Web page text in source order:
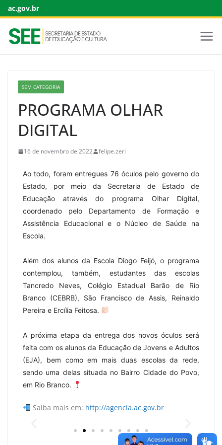
ac.gov.br
SEM CATEGORIA
PROGRAMA OLHAR
DIGITAL
16 de novembro de 2022 felipe.zeri
Ao todo, foram entregues 76 óculos pelo governo do
Estado, por meio da Secretaria de Estado de
Educação através do programa Olhar Digital,
coordenado pelo Departamento de Formação e
Assistência Educacional e o Núcleo de Saúde na
Escola.
Além dos alunos da Escola Diogo Feijó, o programa
contemplou, também, estudantes das escolas
Tancredo Neves, Colégio Estadual Barão de Rio
Branco (CEBRB), São Francisco de Assis, Reinaldo
Pereira e Ercília Feitosa.
A próxima etapa da entrega dos novos óculos será
feita com os alunos da Educação de Jovens e Adultos
(EJA), bem como em mais duas escolas da rede,
sendo uma delas situada no Bairro Cidade do Povo,
em Rio Branco.
Saiba mais em: http://agencia.ac.gov.br